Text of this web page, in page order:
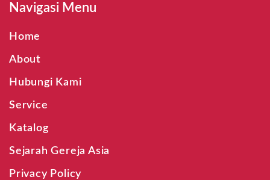
Navigasi Menu
Home
About
Hubungi Kami
Service
Katalog
Sejarah Gereja Asia
Privacy Policy